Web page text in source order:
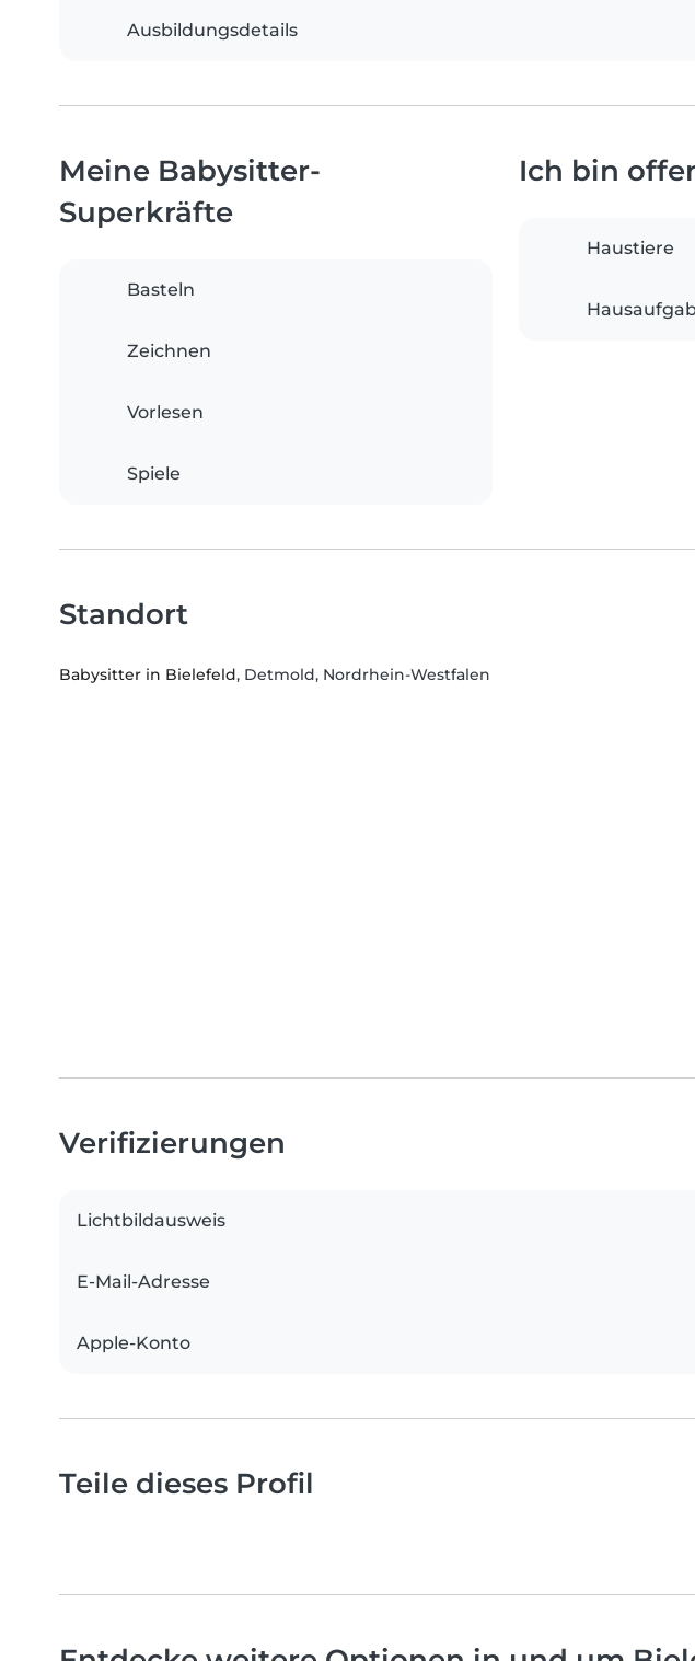
Ausbildungsdetails
Meine Babysitter-
Superkräfte
Basteln
Zeichnen
Vorlesen
Spiele
Ich bin
Haustiere
Standort
Babysitter in Bielefeld, Detmold, Nordrhein-Westfalen
Verifizierungen
Lichtbildausweis
E-Mail-Adresse
Apple-Konto
Teile dieses Profil